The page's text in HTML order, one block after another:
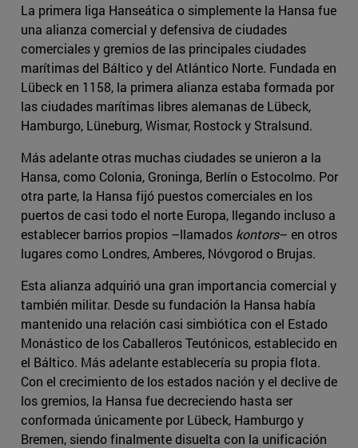
La primera liga Hanseática o simplemente la Hansa fue
una alianza comercial y defensiva de ciudades
comerciales y gremios de las principales ciudades
marítimas del Báltico y del Atlántico Norte. Fundada en
Lübeck en 1158, la primera alianza estaba formada por
las ciudades marítimas libres alemanas de Lübeck,
Hamburgo, Lüneburg, Wismar, Rostock y Stralsund.
Más adelante otras muchas ciudades se unieron a la
Hansa, como Colonia, Groninga, Berlín o Estocolmo. Por
otra parte, la Hansa fijó puestos comerciales en los
puertos de casi todo el norte Europa, llegando incluso a
establecer barrios propios –llamados kontors– en otros
lugares como Londres, Amberes, Nóvgorod o Brujas.
Esta alianza adquirió una gran importancia comercial y
también militar. Desde su fundación la Hansa había
mantenido una relación casi simbiótica con el Estado
Monástico de los Caballeros Teutónicos, establecido en
el Báltico. Más adelante establecería su propia flota.
Con el crecimiento de los estados nación y el declive de
los gremios, la Hansa fue decreciendo hasta ser
conformada únicamente por Lübeck, Hamburgo y
Bremen, siendo finalmente disuelta con la unificación